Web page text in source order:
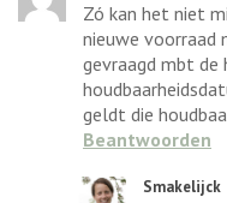
Zó kan het niet
nieuwe voorraad
gevraagd mbt de
geldt die
Beantwoorden
Smakelijck